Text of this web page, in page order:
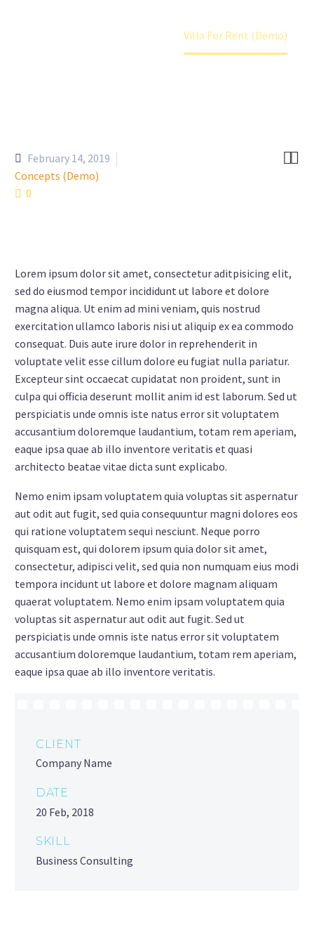
Villa For Rent (Demo)

February 14, 2019
Concepts (Demo)
0
Lorem ipsum dolor sit amet, consectetur aditpisicing elit,
sed do eiusmod tempor incididunt ut labore et dolore
magna aliqua. Ut enim ad mini veniam, quis nostrud
exercitation ullamco laboris nisi ut aliquip ex ea commodo
consequat. Duis aute irure dolor in reprehenderit in
voluptate velit esse cillum dolore eu fugiat nulla pariatur.
Excepteur sint occaecat cupidatat non proident, sunt in
culpa qui officia deserunt mollit anim id est laborum. Sed ut
perspiciatis unde omnis iste natus error sit voluptatem
accusantium doloremque laudantium, totam rem aperiam,
eaque ipsa quae ab illo inventore veritatis et quasi
architecto beatae vitae dicta sunt explicabo.
Nemo enim ipsam voluptatem quia voluptas sit aspernatur
aut odit aut fugit, sed quia consequuntur magni dolores eos
qui ratione voluptatem sequi nesciunt. Neque porro
quisquam est, qui dolorem ipsum quia dolor sit amet,
consectetur, adipisci velit, sed quia non numquam eius modi
tempora incidunt ut labore et dolore magnam aliquam
quaerat voluptatem. Nemo enim ipsam voluptatem quia
voluptas sit aspernatur aut odit aut fugit. Sed ut
perspiciatis unde omnis iste natus error sit voluptatem
accusantium doloremque laudantium, totam rem aperiam,
eaque ipsa quae ab illo inventore veritatis.
CLIENT
Company Name
DATE
20 Feb, 2018
SKILL
Business Consulting